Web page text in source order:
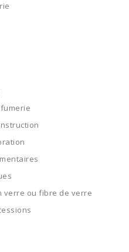
verre ou fibre de verre